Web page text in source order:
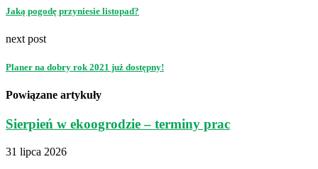
Jaką pogodę przyniesie listopad?
next post
Planer na dobry rok 2021 już dostępny!
Powiązane artykuły
Sierpień w ekoogrodzie – terminy prac
31 lipca 2026